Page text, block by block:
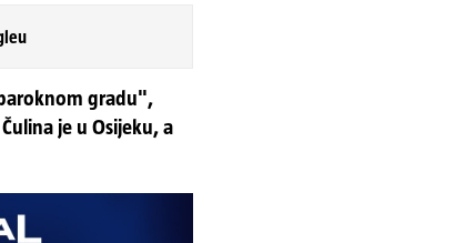
gradu",
je u Osijeku, a